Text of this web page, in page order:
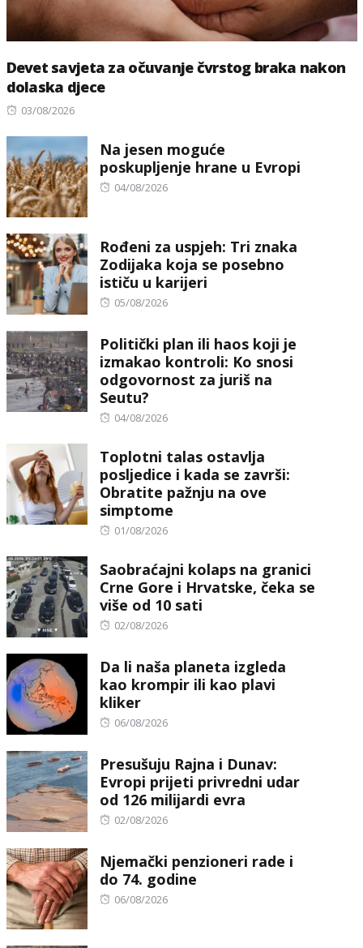
Devet savjeta za očuvanje čvrstog braka nakon
dolaska djece
Posted
03/08/2026
Na jesen moguće
poskupljenje hrane u Evropi
Posted
04/08/2026
Rođeni za uspjeh: Tri znaka
Zodijaka koja se posebno
ističu u karijeri
Posted
05/08/2026
Politički plan ili haos koji je
izmakao kontroli: Ko snosi
odgovornost za juriš na
Seutu?
Posted
04/08/2026
Toplotni talas ostavlja
posljedice i kada se završi:
Obratite pažnju na ove
simptome
Posted
01/08/2026
Saobraćajni kolaps na granici
Crne Gore i Hrvatske, čeka se
više od 10 sati
Posted
02/08/2026
Da li naša planeta izgleda
kao krompir ili kao plavi
kliker
Posted
06/08/2026
Presušuju Rajna i Dunav:
Evropi prijeti privredni udar
od 126 milijardi evra
Posted
02/08/2026
Njemački penzioneri rade i
do 74. godine
Posted
06/08/2026